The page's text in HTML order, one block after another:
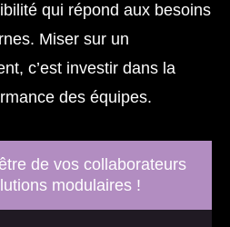
qui répond aux besoins
Miser sur un
c’est investir dans la
des équipes.
de vos collaborateurs
modulaires !